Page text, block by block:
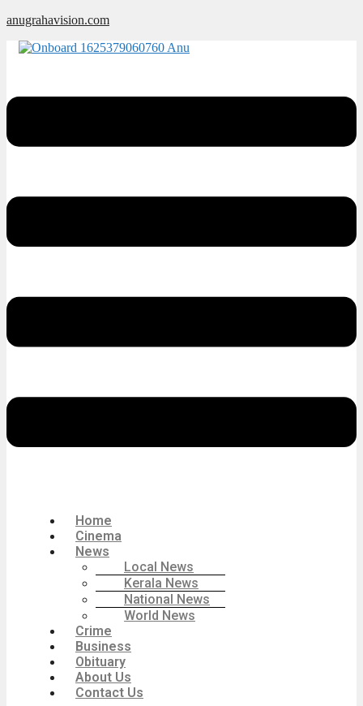
Skip
content
anugrahavision.com
Home
Cinema
News
Local News
Kerala News
National News
World News
Crime
Business
Obituary
About Us
Contact Us